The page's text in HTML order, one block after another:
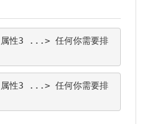
属性3 ...> 任何你需要排
性3 ...> 任何你需要排